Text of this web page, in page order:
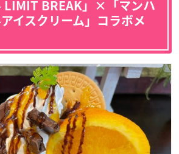
LIMIT BREAK」×「マンハ
イスクリーム」コラボメ